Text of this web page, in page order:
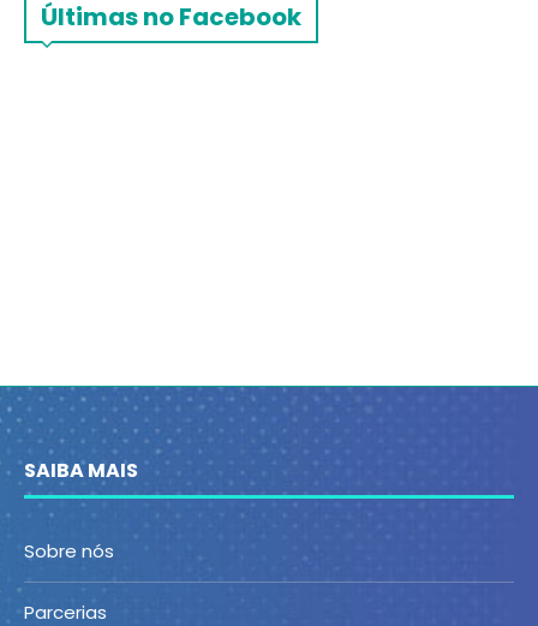
Últimas no Facebook
SAIBA MAIS
Sobre nós
Parcerias